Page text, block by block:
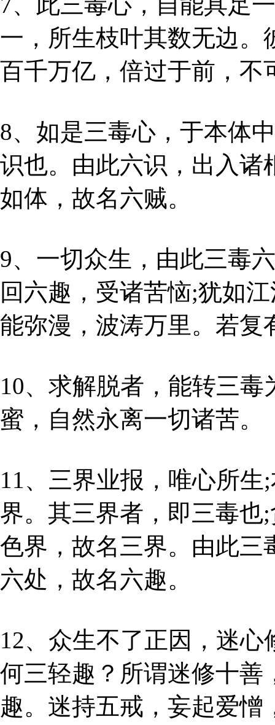
一，所生枝叶其数无边。
百千万亿，倍过于前，不
8、如是三毒心，于本体
识也。由此六识，出入诸
如体，故名六贼。
9、一切众生，由此三毒
回六趣，受诸苦恼;犹如
能弥漫，波涛万里。若复
10、求解脱者，能转三
蜜，自然永离一切诸苦。
11、三界业报，唯心所
界。其三界者，即三毒也
色界，故名三界。由此三
六处，故名六趣。
12、众生不了正因，迷
何三轻趣？所谓迷修十善
趣。迷持五戒，妄起爱